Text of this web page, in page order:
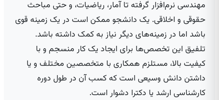
مهندسی نرم‌افزار گرفته تا آمار، ریاضیات، و حتی مباحث
حقوقی و اخلاقی. یک دانشجو ممکن است در یک زمینه قوی
باشد اما در زمینه‌های دیگر نیاز به کمک داشته باشد.
تلفیق این تخصص‌ها برای ایجاد یک کار منسجم و با
کیفیت بالا، مستلزم همکاری با متخصصین مختلف و یا
داشتن دانش وسیعی است که کسب آن در طول دوره
کارشناسی ارشد یا دکترا دشوار است.